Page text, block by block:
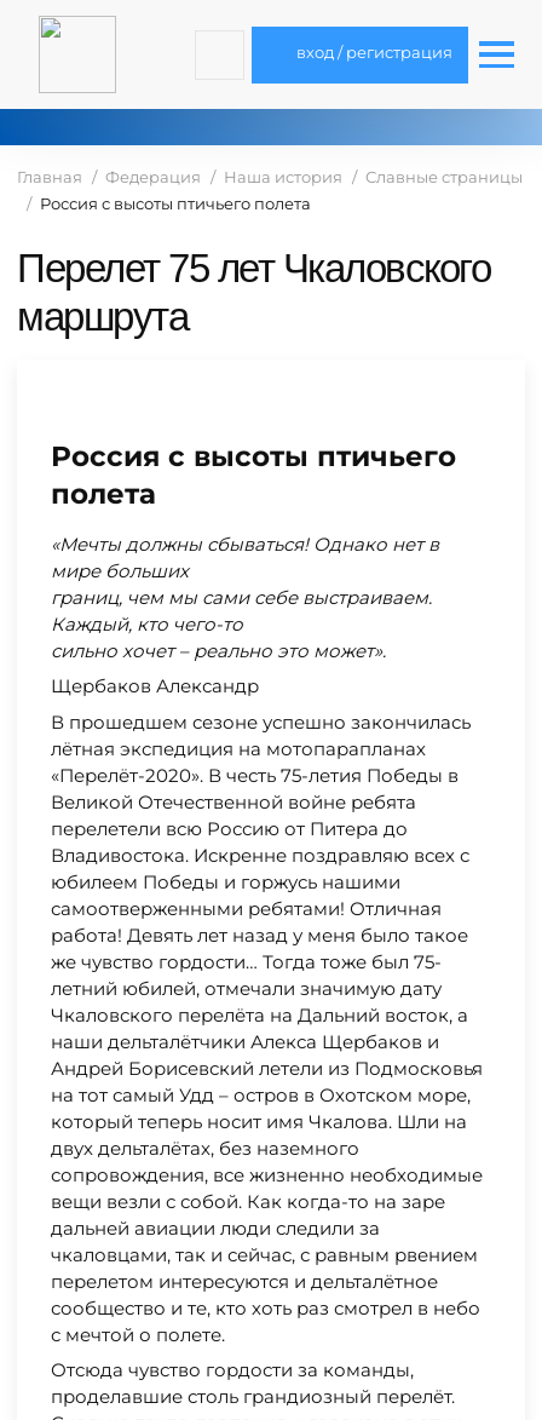
вход / регистрация
Главная Федерация Наша история
Славные страницы
Россия с высоты птичьего полета
Перелет 75 лет Чкаловского
маршрута
Россия с высоты птичьего
полета
«Мечты должны сбываться! Однако нет в
мире больших
границ, чем мы сами себе выстраиваем.
Каждый, кто чего-то
сильно хочет – реально это может».
Щербаков Александр
В прошедшем сезоне успешно закончилась
лётная экспедиция на мотопарапланах
«Перелёт-2020». В честь 75-летия Победы в
Великой Отечественной войне ребята
перелетели всю Россию от Питера до
Владивостока. Искренне поздравляю всех с
юбилеем Победы и горжусь нашими
самоотверженными ребятами! Отличная
работа! Девять лет назад у меня было такое
же чувство гордости… Тогда тоже был 75-
летний юбилей, отмечали значимую дату
Чкаловского перелёта на Дальний восток, а
наши дельталётчики Алекса Щербаков и
Андрей Борисевский летели из Подмосковья
на тот самый Удд – остров в Охотском море,
который теперь носит имя Чкалова. Шли на
двух дельталётах, без наземного
сопровождения, все жизненно необходимые
вещи везли с собой. Как когда-то на заре
дальней авиации люди следили за
чкаловцами, так и сейчас, с равным рвением
перелетом интересуются и дельталётное
сообщество и те, кто хоть раз смотрел в небо
с мечтой о полете.
Отсюда чувство гордости за команды,
проделавшие столь грандиозный перелёт.